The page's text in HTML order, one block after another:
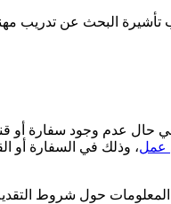
البحث عن تدريب
في حال عدم وجود سفارة أو
عمل، وذلك في السفارة أو
حول شروط